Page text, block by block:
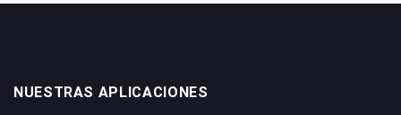
NUESTRAS APLICACIONES